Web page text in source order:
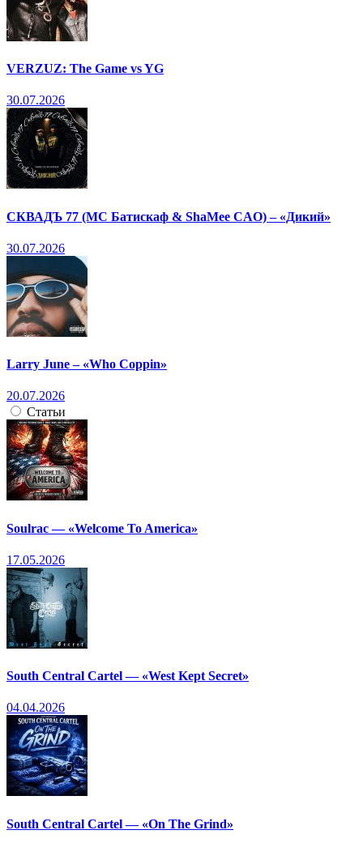
VERZUZ: The Game vs YG
30.07.2026
СКВАДЪ 77 (МС Батискаф & ShaMee CAO) – «Дикий»
30.07.2026
Larry June – «Who Coppin»
20.07.2026
Статьи
Soulrac — «Welcome To America»
17.05.2026
South Central Cartel — «West Kept Secret»
04.04.2026
South Central Cartel — «On The Grind»